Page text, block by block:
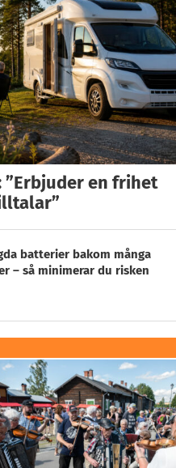
en frihet
batterier bakom många
– så minimerar du risken